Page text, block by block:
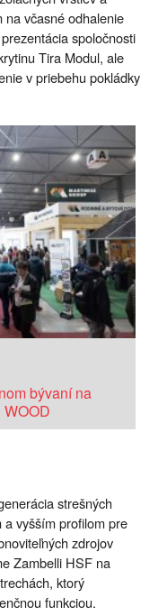
na včasné odhalenie
spoločnosti
Tira Modul, ale
v priebehu pokládky
bývaní na
strešných
a vyšším profilom pre
zdrojov
Zambelli HSF na
ktorý
funkciou.